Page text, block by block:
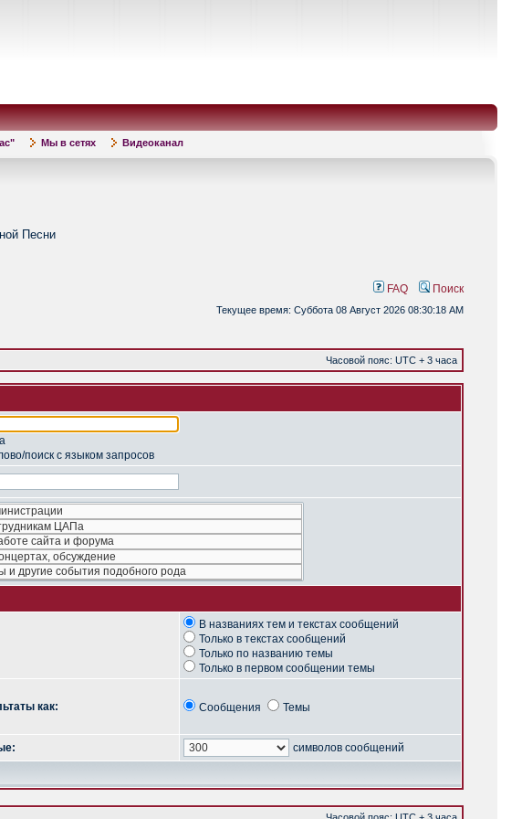
Мы в сетях Видеоканал
Песни
FAQ Поиск
Текущее время: Суббота 08 Август 2026 08:30:18 AM
Часовой пояс: UTC + 3 часа
поиск с языком запросов
В названиях тем и текстах сообщений
Только в текстах сообщений
Только по названию темы
Только в первом сообщении темы
как: Сообщения Темы
символов сообщений